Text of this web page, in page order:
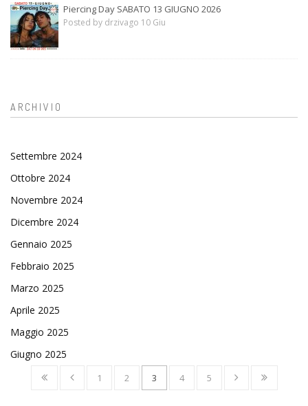
Piercing Day SABATO 13 GIUGNO 2026
Posted by drzivago 10 Giu
ARCHIVIO
Settembre 2024
Ottobre 2024
Novembre 2024
Dicembre 2024
Gennaio 2025
Febbraio 2025
Marzo 2025
Aprile 2025
Maggio 2025
Giugno 2025
1 2 3 4 5